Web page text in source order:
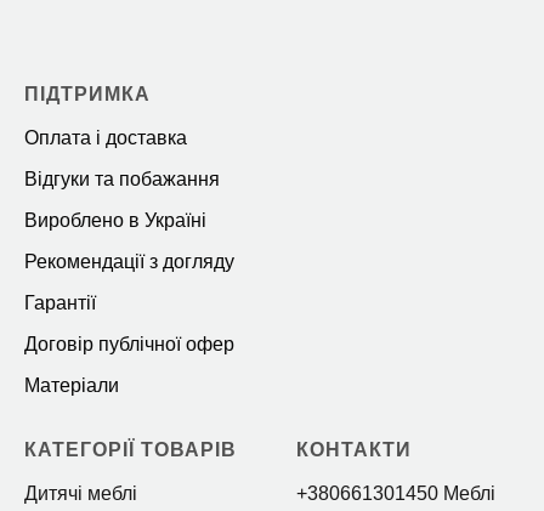
ПІДТРИМКА
Оплата і доставка
Відгуки та побажання
Вироблено в Україні
Рекомендації з догляду
Гарантії
Договір публічної офер
Матеріали
КАТЕГОРІЇ ТОВАРІВ
Дитячі меблі
КОНТАКТИ
+380661301450 Меблі